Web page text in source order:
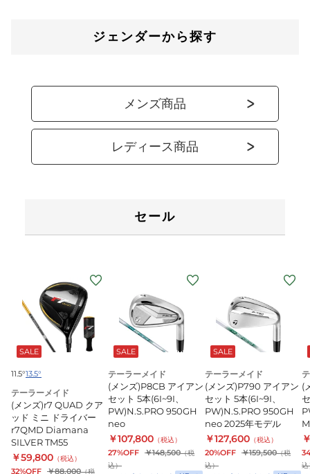
ジェンダーから探す
メンズ商品
レディース商品
セール
ズ)r7
QUAD
ア
ッ
ド
ミ
ニ
ド
ラ
SALE
11.5°13.5°
テーラーメイド
(メンズ)r7 QUAD クア
ッド ミニ ドライバー
r7QMD Diamana
SILVER TM55
￥59,800 （税込）
32%OFF ￥88,000（税
SALE
テーラーメイド
(メンズ)P8CB アイアン
セット 5本(6I~9I、
PW)N.S.PRO 950GH
neo
￥107,800 （税込）
27%OFF ￥148,500（税
込）
SALE
テーラーメイド
(メンズ)P790 アイアン
セット 5本(6I~9I、
PW)N.S.PRO 950GH
neo 2025年モデル
￥127,600 （税込）
20%OFF ￥159,500（税
込）
(
込